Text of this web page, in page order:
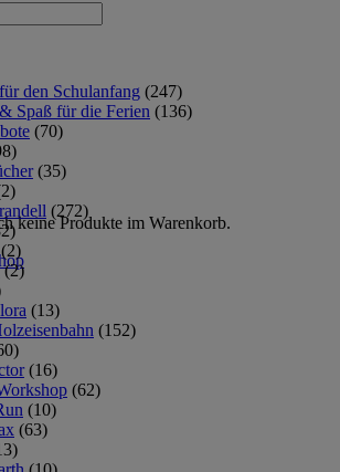
keine Produkte im Warenkorb.
den Schulanfang (247)
Spaß für die Ferien (136)
(70)
(35)
(272)
(2)
(2)
(13)
(152)
(16)
(62)
(10)
(63)